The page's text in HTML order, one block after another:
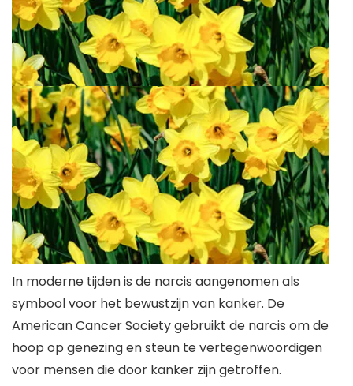
In moderne tijden is de narcis aangenomen als
symbool voor het bewustzijn van kanker. De
American Cancer Society gebruikt de narcis om de
hoop op genezing en steun te vertegenwoordigen
voor mensen die door kanker zijn getroffen.